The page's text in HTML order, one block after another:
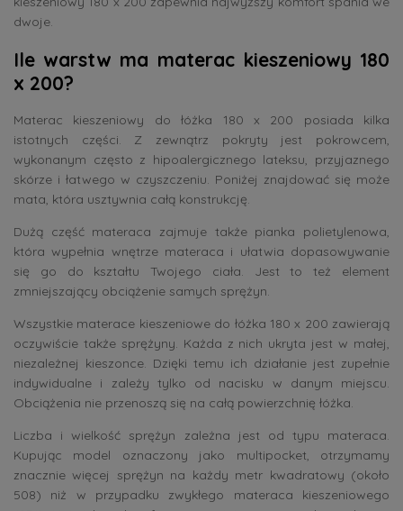
dwoje.
Ile warstw ma materac kieszeniowy 180
x 200?
Materac kieszeniowy do łóżka 180 x 200 posiada kilka
istotnych części. Z zewnątrz pokryty jest pokrowcem,
wykonanym często z hipoalergicznego lateksu, przyjaznego
skórze i łatwego w czyszczeniu. Poniżej znajdować się może
mata, która usztywnia całą konstrukcję.
Dużą część materaca zajmuje także pianka polietylenowa,
która wypełnia wnętrze materaca i ułatwia dopasowywanie
się go do kształtu Twojego ciała. Jest to też element
zmniejszający obciążenie samych sprężyn.
Wszystkie materace kieszeniowe do łóżka 180 x 200 zawierają
oczywiście także sprężyny. Każda z nich ukryta jest w małej,
niezależnej kieszonce. Dzięki temu ich działanie jest zupełnie
indywidualne i zależy tylko od nacisku w danym miejscu.
Obciążenia nie przenoszą się na całą powierzchnię łóżka.
Liczba i wielkość sprężyn zależna jest od typu materaca.
Kupując model oznaczony jako multipocket, otrzymamy
znacznie więcej sprężyn na każdy metr kwadratowy (około
508) niż w przypadku zwykłego materaca kieszeniowego